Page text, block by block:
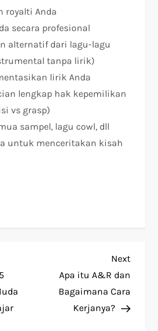
royalti Anda
secara profesional
alternatif dari lagu-lagu
tanpa lirik)
lirik Anda
lengkap hak kepemilikan
vs grasp)
sampel, lagu cowl, dll
untuk menceritakan kisah
Next
Post
Next
Apa itu A&R dan
Bagaimana Cara
Kerjanya?